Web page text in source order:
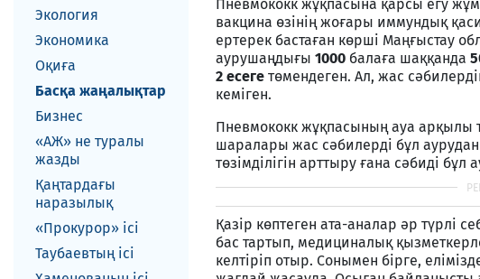
Экология
Экономика
Оқиға
Басқа жаңалықтар
Бизнес
«АЖ» не туралы
жазды
Қаңтардағы
наразылық
«Прокурор» ісі
Таубаевтың ісі
Пневмококк жұқпасына қарсы егу
вакцина өзінің жоғары иммундық
ертерек бастаған көрші Маңғыстау
аурушаңдығы 1000 балаға шаққанда
2 есеге төмендеген. Ал, жас
кеміген.
Пневмококк жұқпасының ауа арқылы
шаралары жас сәбилерді бұл
төзімділігін арттыру ғана сәбиді
Қазір көптеген ата-аналар әр түрлі
бас тартып, медициналық
келтіріп отыр. Сонымен бірге,